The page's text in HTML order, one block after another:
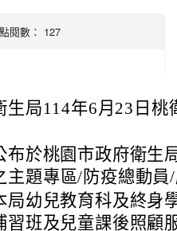
閱數： 127
生局114年6月23日桃
布於桃園市政府衛生
主題專區/防疫總動員
局幼兒教育科及終身
習班及兒童課後照顧